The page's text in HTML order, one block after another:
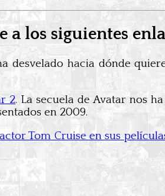
a los siguientes
desvelado hacia dónde
2. La secuela de Avatar nos
en 2009.
Tom Cruise en sus